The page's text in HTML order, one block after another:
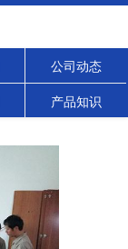
公司动态
产品知识